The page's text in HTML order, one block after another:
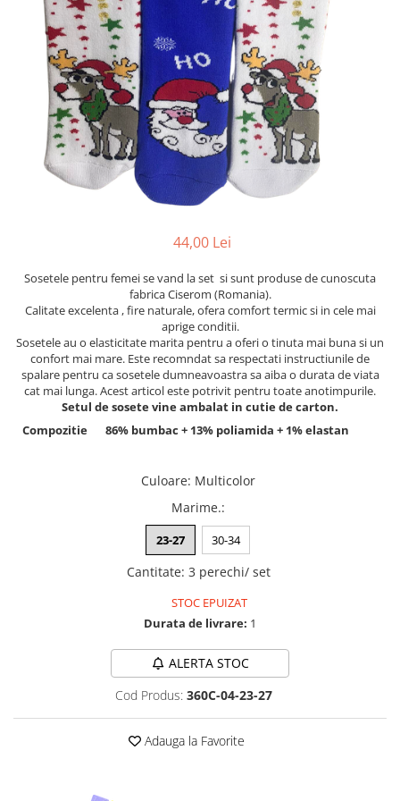
Cadouri barbati
Seturi cadou barbati
Seturi cadou barbati portofel si curea
Ceasuri pentru EL
Cadouri craciun barbati
Cadouri personalizate barbati
Cadouri copii
Cadouri craciun copii
Colectia Disney
Sticlă pentru apa Personalizată
Sepci personalizate
Seturi cadou pentru copii KID's Collection
Lenjerii de pat pentru copii
Cadouri Cuplu
Pijamale de copii
Pijamale BIG SIZE femei
Tricouri de craciun
Etichete scolare
Sepci personalizate
Bannere personalizate scoli si gradinite
Caserole personalizate sandwich
Saculeti personalizati
Sticla de apa personalizata
Agende si caiete personalizate
44,00 Lei
Sosetele pentru femei se vand la set si sunt produse de cunoscuta
fabrica Ciserom (Romania).
Calitate excelenta , fire naturale, ofera comfort termic si in cele mai
aprige conditii.
Sosetele au o elasticitate marita pentru a oferi o tinuta mai buna si un
confort mai mare. Este recomndat sa respectati instructiunile de
spalare pentru ca sosetele dumneavoastra sa aiba o durata de viata
cat mai lunga. Acest articol este potrivit pentru toate anotimpurile.
Setul de sosete vine ambalat in cutie de carton.
Compozitie
86% bumbac + 13% poliamida + 1% elastan
Culoare: Multicolor
Marime.:
23-27 30-34
Cantitate: 3 perechi/ set
STOC EPUIZAT
Durata de livrare: 1
ALERTA STOC
Cod Produs: 360C-04-23-27
Adauga la Favorite